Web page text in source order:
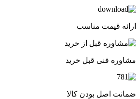
ارائه قیمت مناسب
مشاوره فنی قبل خرید
ضمانت اصل بودن کالا